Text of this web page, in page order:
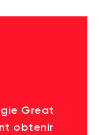
Great
obtenir